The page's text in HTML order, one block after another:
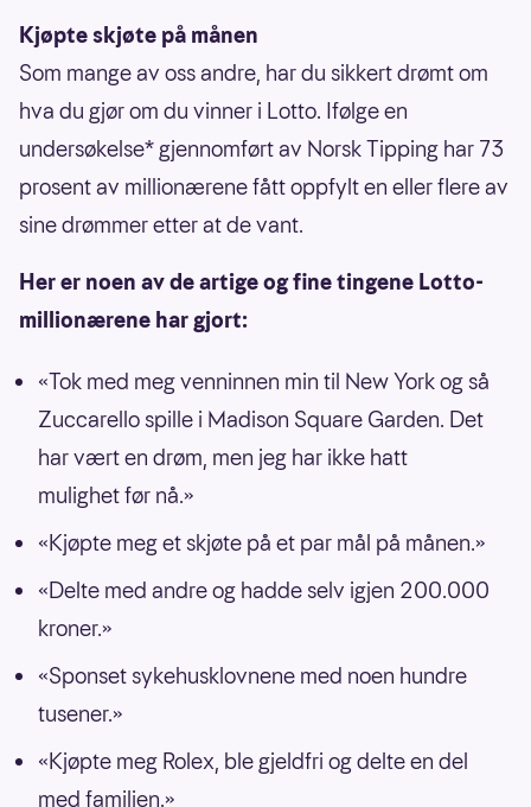
Kjøpte skjøte på månen
Som mange av oss andre, har du sikkert drømt om
hva du gjør om du vinner i Lotto. Ifølge en
undersøkelse* gjennomført av Norsk Tipping har 73
prosent av millionærene fått oppfylt en eller flere av
sine drømmer etter at de vant.
Her er noen av de artige og fine tingene Lotto-
millionærene har gjort:
«Tok med meg venninnen min til New York og så
Zuccarello spille i Madison Square Garden. Det
har vært en drøm, men jeg har ikke hatt
mulighet før nå.»
«Kjøpte meg et skjøte på et par mål på månen.»
«Delte med andre og hadde selv igjen 200.000
kroner.»
«Sponset sykehusklovnene med noen hundre
tusener.»
«Kjøpte meg Rolex, ble gjeldfri og delte en del
med familien.»